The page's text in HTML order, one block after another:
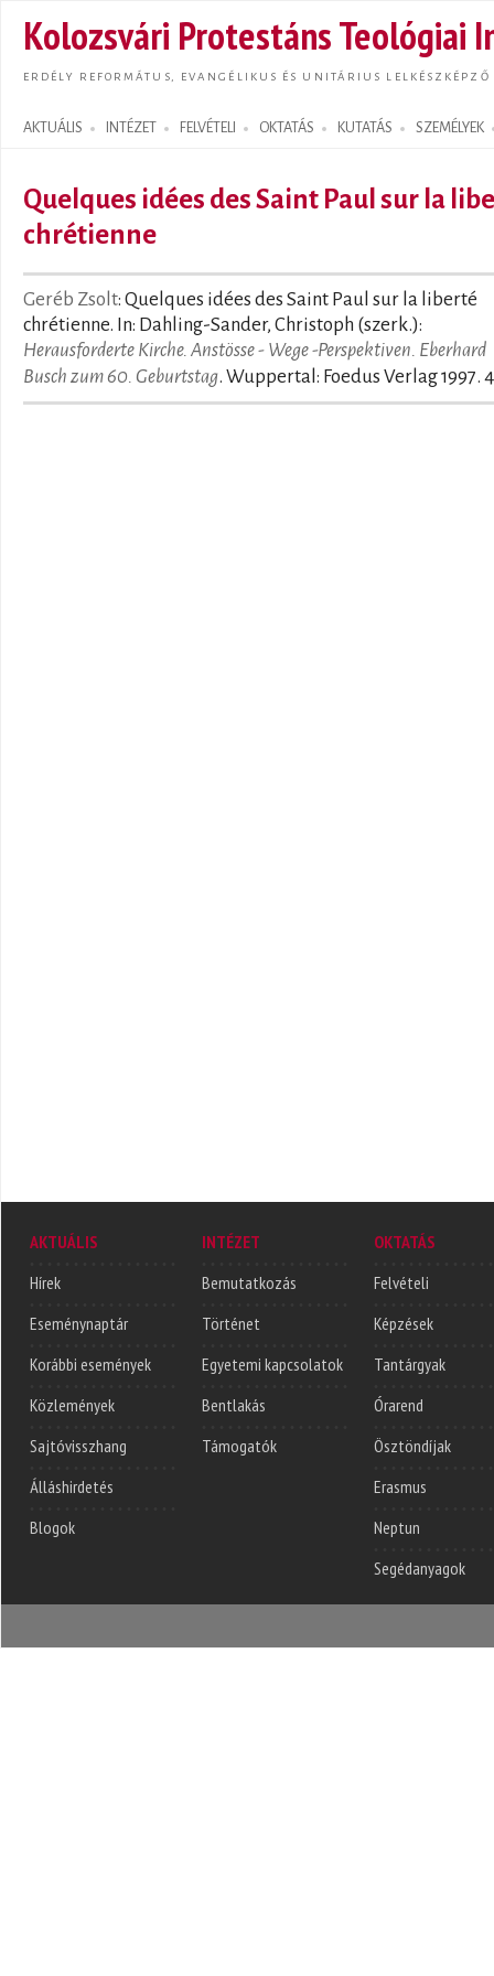
Kolozsvári Protestáns Teológiai
ERDÉLY REFORMÁTUS, EVANGÉLIKUS ÉS UNITÁRIUS LELKÉSZKÉPZŐ
AKTUÁLIS INTÉZET FELVÉTELI OKTATÁS KUTATÁS SZEMÉLYEK
Search form
Quelques idées des Saint Paul sur la
chrétienne
Geréb Zsolt: Quelques idées des Saint Paul sur la liberté
chrétienne. In: Dahling-Sander, Christoph (szerk.):
Herausforderte Kirche. Anstösse - Wege -Perspektiven. Eberhard
Busch zum 60. Geburtstag. Wuppertal: Foedus Verlag 1997.
AKTUÁLIS
Hírek
Eseménynaptár
Korábbi események
Közlemények
Sajtóvisszhang
Álláshirdetés
Blogok
INTÉZET
Bemutatkozás
Történet
Egyetemi kapcsolatok
Bentlakás
Támogatók
OKTATÁS
Felvételi
Képzések
Tantárgyak
Órarend
Ösztöndíjak
Erasmus
Neptun
Segédanyagok